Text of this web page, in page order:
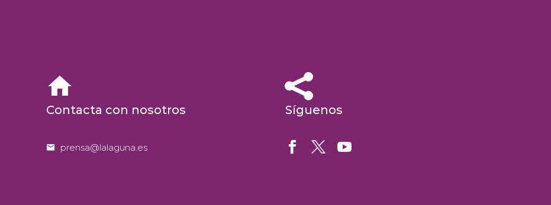


Contacta con nosotros

 prensa@lalaguna.es


Síguenos